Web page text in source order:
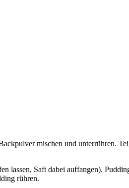
mischen und unterrühren.
lassen, Saft dabei auffangen).
rühren.